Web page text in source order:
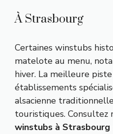
À Strasbourg
Certaines winstubs
matelote au menu,
hiver. La meilleure
établissements
alsacienne
touristiques. Consultez
winstubs à Strasbourg